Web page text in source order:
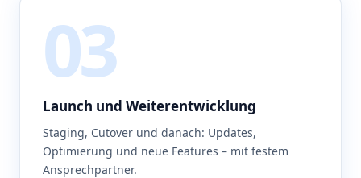
03
Launch und Weiterentwicklung
Staging, Cutover und danach: Updates,
Optimierung und neue Features – mit festem
Ansprechpartner.